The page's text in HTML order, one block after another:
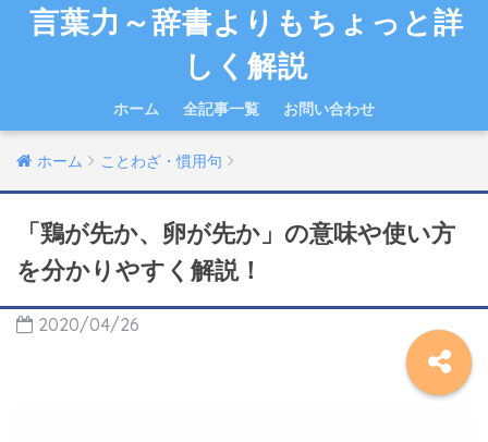
言葉力～辞書よりもちょっと詳
しく解説
ホーム 全記事一覧 お問い合わせ
ホーム ことわざ・慣用句
「鶏が先か、卵が先か」の意味や使い方
を分かりやすく解説！
2020/04/26